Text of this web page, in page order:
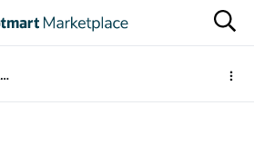
MOLDE EM PDF BATA E SHORT